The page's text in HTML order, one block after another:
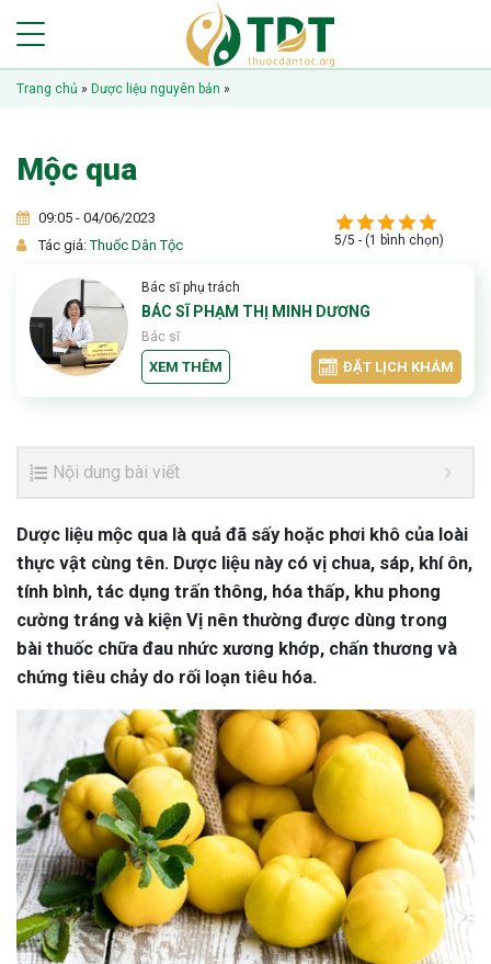
Trang chủ » Dược liệu nguyên bản »
Mộc qua
09:05 - 04/06/2023
Tác giả:Thuốc Dân Tộc 5/5 - (1 bình chọn)
Bác sĩ phụ trách
BÁC SĨ PHẠM THỊ MINH DƯƠNG
Bác sĩ
XEM THÊM ĐẶT LỊCH KHÁM
Nội dung bài viết
Dược liệu mộc qua là quả đã sấy hoặc phơi khô của loài
thực vật cùng tên. Dược liệu này có vị chua, sáp, khí ôn,
tính bình, tác dụng trấn thông, hóa thấp, khu phong
cường tráng và kiện Vị nên thường được dùng trong
bài thuốc chữa đau nhức xương khớp, chấn thương và
chứng tiêu chảy do rối loạn tiêu hóa.